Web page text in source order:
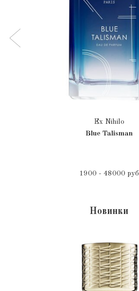
Ex Nihilo
Blue Talisman
1900 - 48000 руб
Новинки